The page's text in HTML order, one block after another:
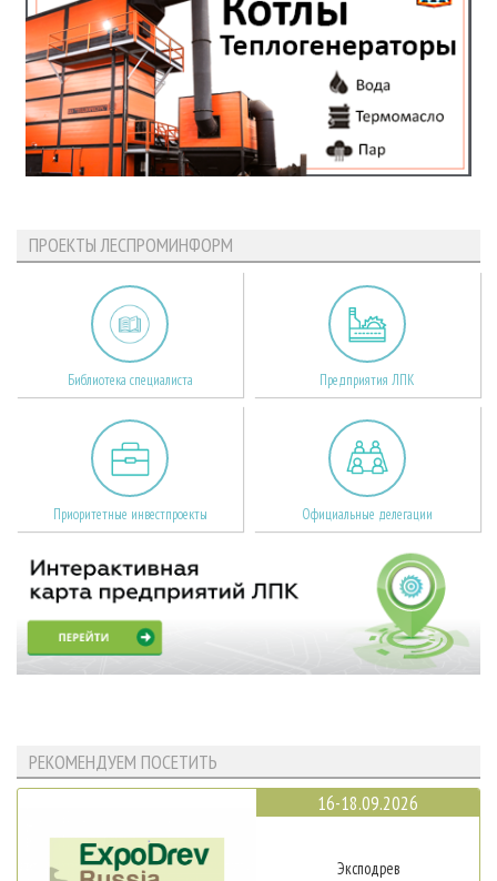
ПРОЕКТЫ ЛЕСПРОМИНФОРМ
Библиотека специалиста Предприятия ЛПК
Приоритетные инвестпроекты Официальные делегации
РЕКОМЕНДУЕМ ПОСЕТИТЬ
16-18.09.2026
Эксподрев